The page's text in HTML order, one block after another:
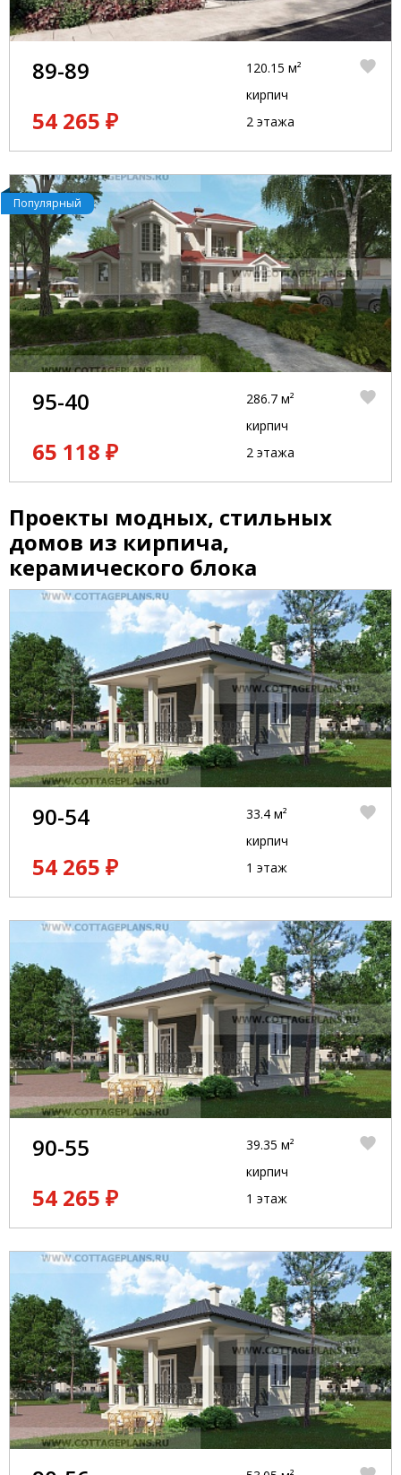
89-89
54 265 ₽
120.15 м²
кирпич
2 этажа
Популярный
95-40
65 118 ₽
286.7 м²
кирпич
2 этажа
Проекты модных, стильных
домов из кирпича,
керамического блока
90-54
54 265 ₽
33.4 м²
кирпич
1 этаж
90-55
54 265 ₽
39.35 м²
кирпич
1 этаж